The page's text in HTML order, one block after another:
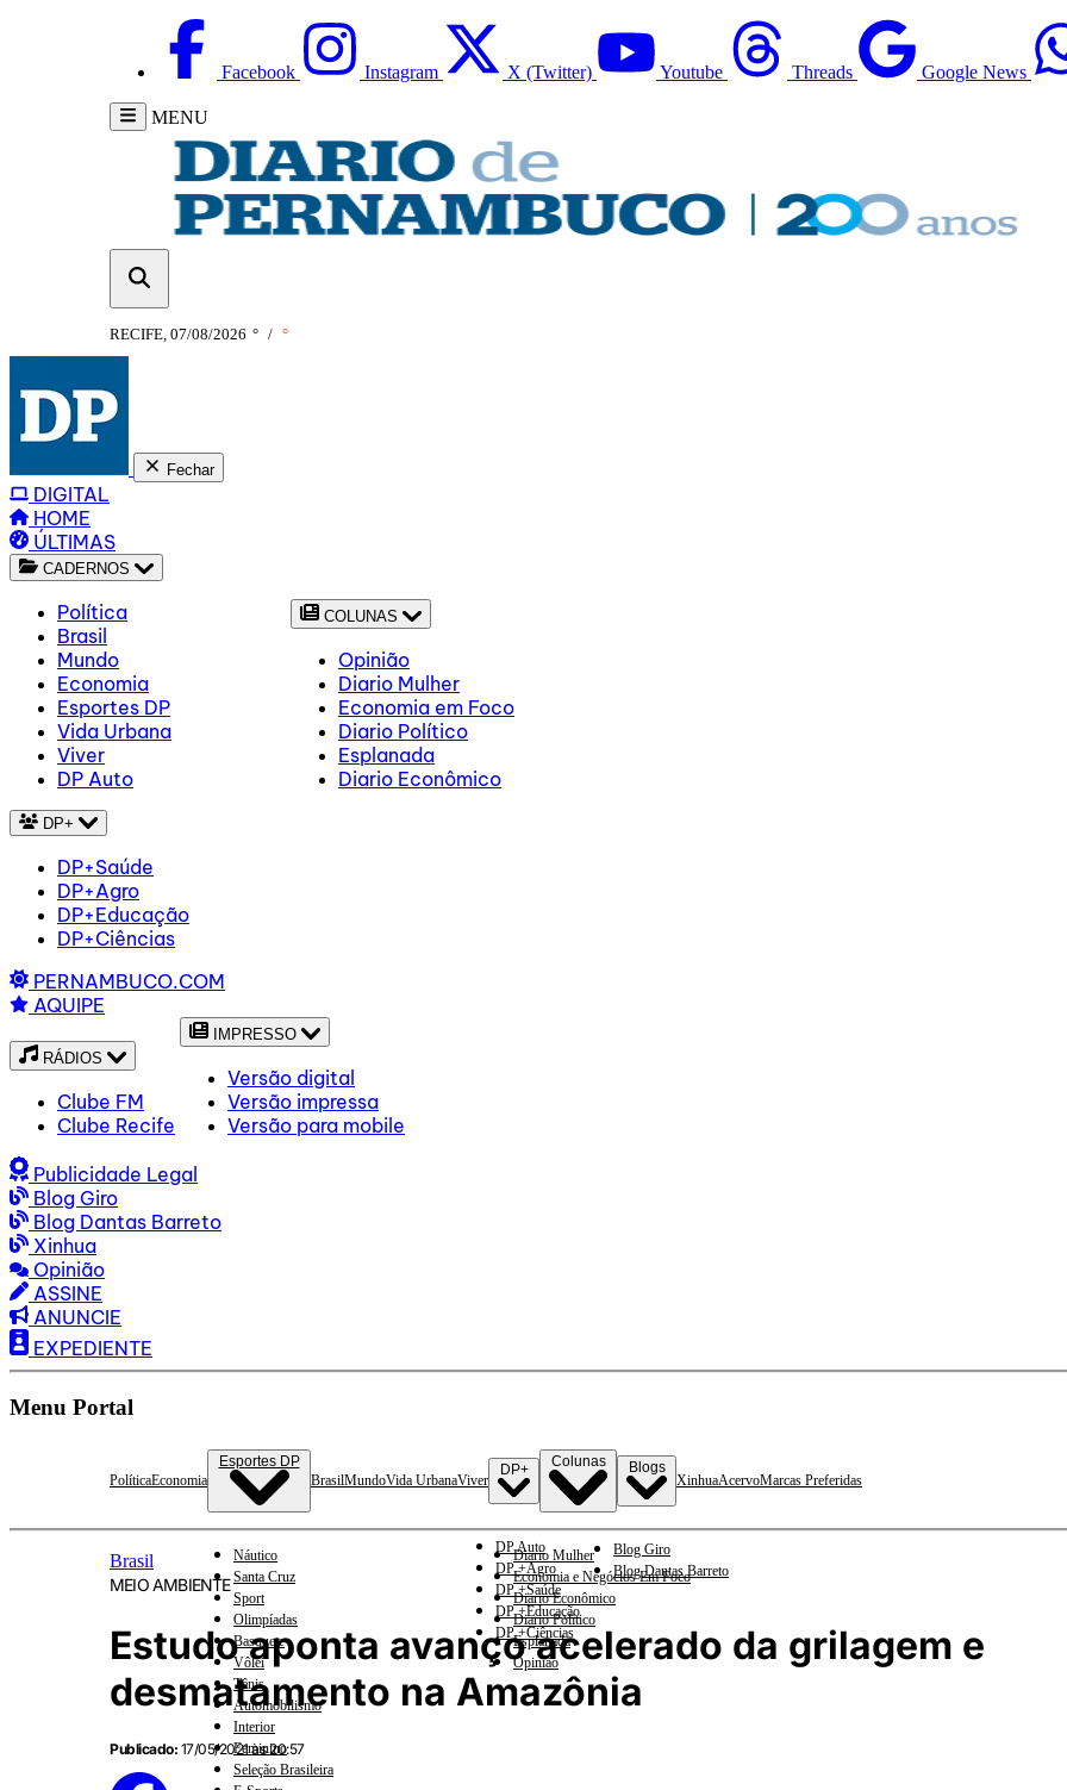
Facebook Instagram X (Twitter) Youtube Threads Google News
MENU
RECIFE, 07/08/2026 ° / °
Fechar
DIGITAL
HOME
ÚLTIMAS
CADERNOS
Política
Brasil
Mundo
Economia
Esportes DP
Vida Urbana
Viver
DP Auto
COLUNAS
Opinião
Diario Mulher
Economia em Foco
Diario Político
Esplanada
Diario Econômico
DP+
DP+Saúde
DP+Agro
DP+Educação
DP+Ciências
PERNAMBUCO.COM
AQUIPE
RÁDIOS
Clube FM
Clube Recife
IMPRESSO
Versão digital
Versão impressa
Versão para mobile
Publicidade Legal
Blog Giro
Blog Dantas Barreto
Xinhua
Opinião
ASSINE
ANUNCIE
EXPEDIENTE
Menu Portal
PolíticaEconomia
Esportes DP
Náutico
Santa Cruz
Sport
Olimpíadas
Basquete
Vôlei
Tênis
Automobilismo
Interior
Feminino
Seleção Brasileira
BrasilMundoVida UrbanaViver
DP+
DP Auto
DP +Agro
DP +Saúde
DP +Educação
DP +Ciências
Colunas
Diario Mulher
Economia e Negócios Em Foco
Diario Econômico
Diario Político
Esplanada
Opinião
Blogs
Blog Giro
Blog Dantas Barreto
XinhuaAcervoMarcas Preferidas
Brasil
MEIO AMBIENTE
Estudo aponta avanço acelerado da grilagem e
desmatamento na Amazônia
Publicado: 17/05/2021 às 20:57